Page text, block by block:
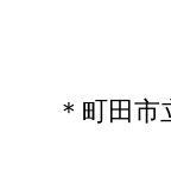
＊町田